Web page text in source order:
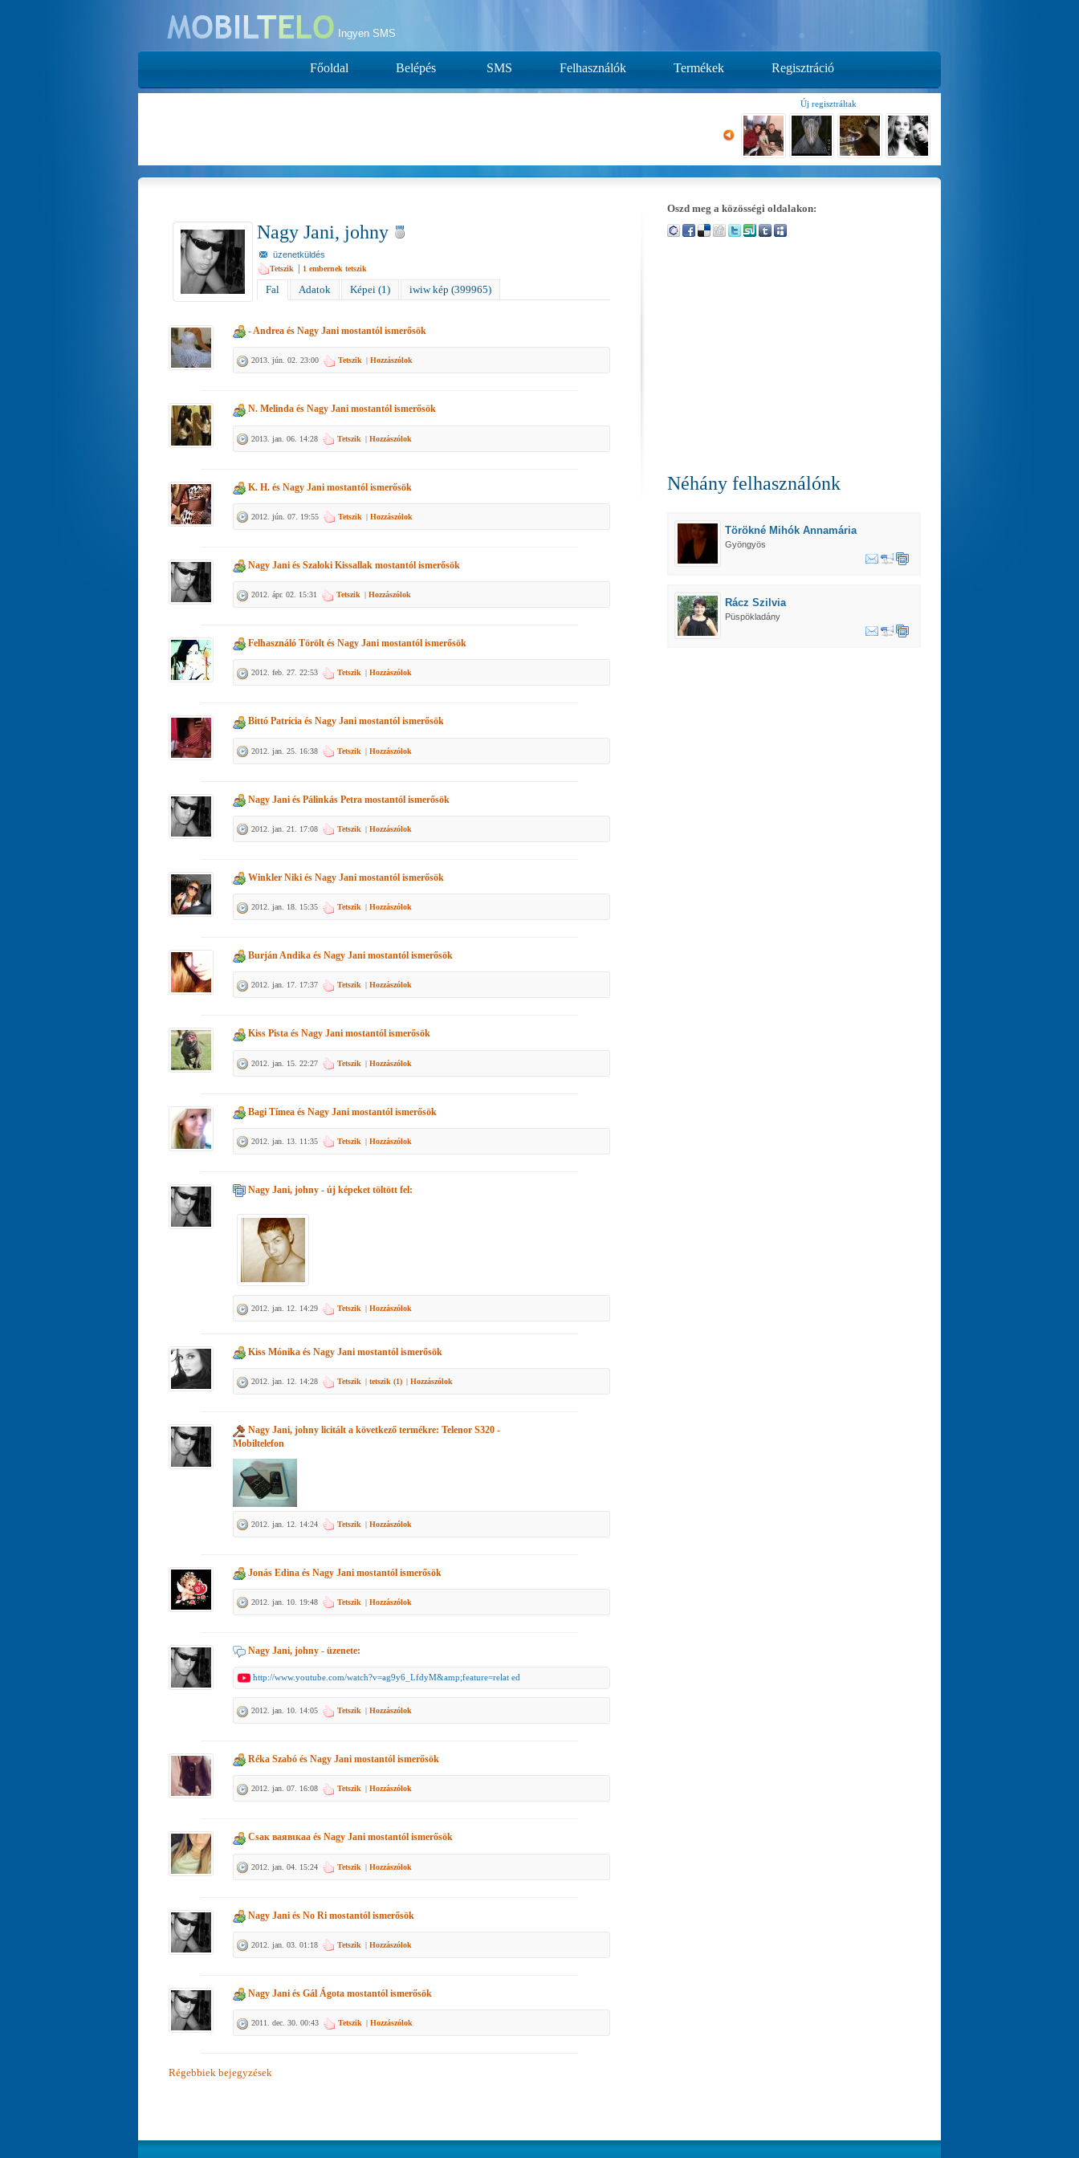
Ingyen SMS
Új regisztráltak
Nagy Jani, johny
üzenetküldés
Tetszik | 1 embernek tetszik
Fal Adatok Képei (1) iwiw kép (399965)
- Andrea és Nagy Jani mostantól ismerősök
2013. jún. 02. 23:00 Tetszik | Hozzászólok
N. Melinda és Nagy Jani mostantól ismerősök
2013. jan. 06. 14:28 Tetszik | Hozzászólok
K. H. és Nagy Jani mostantól ismerősök
2012. jún. 07. 19:55 Tetszik | Hozzászólok
Nagy Jani és Szaloki Kissallak mostantól ismerősök
2012. ápr. 02. 15:31 Tetszik | Hozzászólok
Felhasználó Törölt és Nagy Jani mostantól ismerősök
2012. feb. 27. 22:53 Tetszik | Hozzászólok
Bittó Patrícia és Nagy Jani mostantól ismerősök
2012. jan. 25. 16:38 Tetszik | Hozzászólok
Nagy Jani és Pálinkás Petra mostantól ismerősök
2012. jan. 21. 17:08 Tetszik | Hozzászólok
Winkler Niki és Nagy Jani mostantól ismerősök
2012. jan. 18. 15:35 Tetszik | Hozzászólok
Burján Andika és Nagy Jani mostantól ismerősök
2012. jan. 17. 17:37 Tetszik | Hozzászólok
Kiss Pista és Nagy Jani mostantól ismerősök
2012. jan. 15. 22:27 Tetszik | Hozzászólok
Bagi Tímea és Nagy Jani mostantól ismerősök
2012. jan. 13. 11:35 Tetszik | Hozzászólok
Nagy Jani, johny - új képeket töltött fel:
2012. jan. 12. 14:29 Tetszik | Hozzászólok
Kiss Mónika és Nagy Jani mostantól ismerősök
2012. jan. 12. 14:28 Tetszik | tetszik (1) | Hozzászólok
Nagy Jani, johny licitált a következő termékre: Telenor S320 -
Mobiltelefon
2012. jan. 12. 14:24 Tetszik | Hozzászólok
Jonás Edina és Nagy Jani mostantól ismerősök
2012. jan. 10. 19:48 Tetszik | Hozzászólok
Nagy Jani, johny - üzenete:
http://www.youtube.com/watch?v=ag9y6_LfdyM&amp;feature=relat ed
2012. jan. 10. 14:05 Tetszik | Hozzászólok
Réka Szabó és Nagy Jani mostantól ismerősök
2012. jan. 07. 16:08 Tetszik | Hozzászólok
Csaк вaявιкaa és Nagy Jani mostantól ismerősök
2012. jan. 04. 15:24 Tetszik | Hozzászólok
Nagy Jani és No Ri mostantól ismerősök
2012. jan. 03. 01:18 Tetszik | Hozzászólok
Nagy Jani és Gál Ágota mostantól ismerősök
2011. dec. 30. 00:43 Tetszik | Hozzászólok
Régebbiek bejegyzések
Oszd meg a közösségi oldalakon:
Néhány felhasználónk
Törökné Mihók Annamária
Gyöngyös
Rácz Szilvia
Püspökladány
Főoldal Belépés SMS Felhasználók Termékek Regisztráció